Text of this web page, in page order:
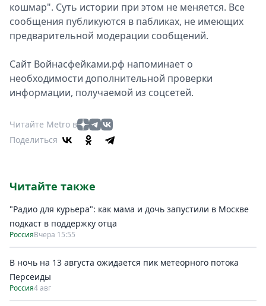
кошмар". Суть истории при этом не меняется. Все
сообщения публикуются в пабликах, не имеющих
предварительной модерации сообщений.
Сайт Войнасфейками.рф напоминает о
необходимости дополнительной проверки
информации, получаемой из соцсетей.
Читайте Metro в
Поделиться
Читайте также
"Радио для курьера": как мама и дочь запустили в Москве
подкаст в поддержку отца
РоссияВчера 15:55
В ночь на 13 августа ожидается пик метеорного потока
Персеиды
Россия4 авг